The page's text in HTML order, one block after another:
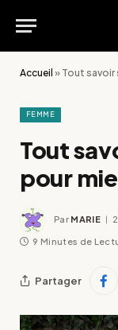
Accueil » Tout savoir
FEMME
Tout
pour
Par MARIE
9 Minutes de
Partager